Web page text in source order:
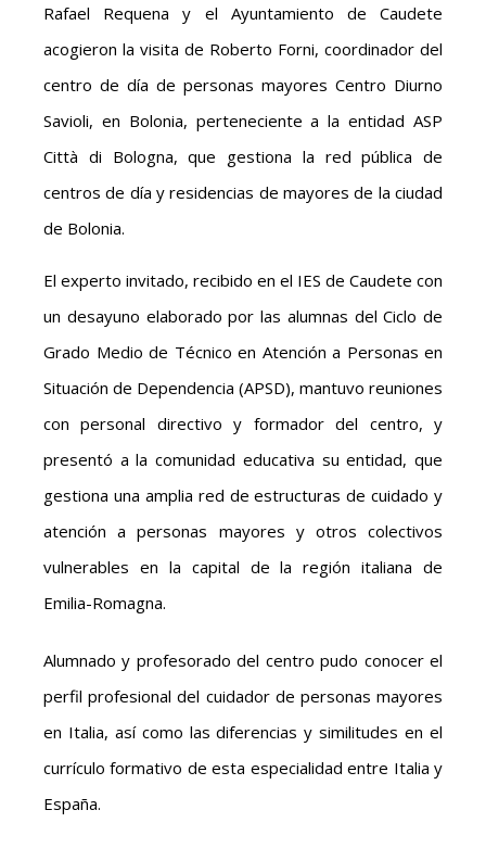
Rafael Requena y el Ayuntamiento de Caudete
acogieron la visita de Roberto Forni, coordinador del
centro de día de personas mayores Centro Diurno
Savioli, en Bolonia, perteneciente a la entidad ASP
Città di Bologna, que gestiona la red pública de
centros de día y residencias de mayores de la ciudad
de Bolonia.
El experto invitado, recibido en el IES de Caudete con
un desayuno elaborado por las alumnas del Ciclo de
Grado Medio de Técnico en Atención a Personas en
Situación de Dependencia (APSD), mantuvo reuniones
con personal directivo y formador del centro, y
presentó a la comunidad educativa su entidad, que
gestiona una amplia red de estructuras de cuidado y
atención a personas mayores y otros colectivos
vulnerables en la capital de la región italiana de
Emilia-Romagna.
Alumnado y profesorado del centro pudo conocer el
perfil profesional del cuidador de personas mayores
en Italia, así como las diferencias y similitudes en el
currículo formativo de esta especialidad entre Italia y
España.